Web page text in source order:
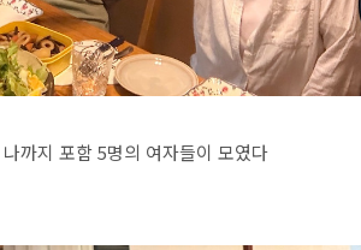
까지 포함 5명의 여자들이 모였다